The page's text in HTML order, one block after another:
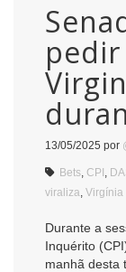
13/05/2025 por
Bets CPI
viraliza Virgínia
Durante a
Inquérito
manhã desta